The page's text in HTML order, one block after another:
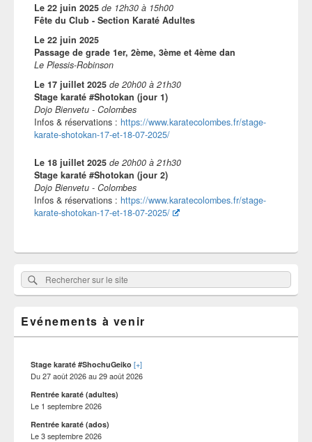
Le 22 juin 2025 de 12h30 à 15h00
Fête du Club - Section Karaté Adultes
Le 22 juin 2025
Passage de grade 1er, 2ème, 3ème et 4ème dan
Le Plessis-Robinson
Le 17 juillet 2025 de 20h00 à 21h30
Stage karaté #Shotokan (jour 1)
Dojo Bienvetu - Colombes
Infos & réservations : https://www.karatecolombes.fr/stage-
karate-shotokan-17-et-18-07-2025/
Le 18 juillet 2025 de 20h00 à 21h30
Stage karaté #Shotokan (jour 2)
Dojo Bienvetu - Colombes
Infos & réservations : https://www.karatecolombes.fr/stage-
karate-shotokan-17-et-18-07-2025/
Zone
principale
de
pour
Rechercher :
Rechercher
sur
site
Evénements à venir
Stage karaté #ShochuGeiko [+]
Du27 août 2026au29 août 2026
Rentrée karaté (adultes)
Le 1 septembre 2026
Rentrée karaté (ados)
Le3 septembre 2026